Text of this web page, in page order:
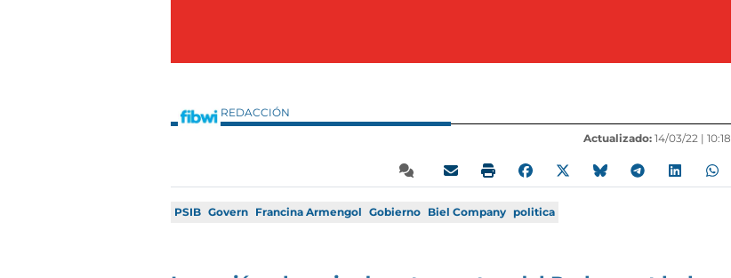
REDACCIÓN
Actualizado: 14/03/22 | 10:18
PSIB Govern Francina Armengol Gobierno Biel Company politica